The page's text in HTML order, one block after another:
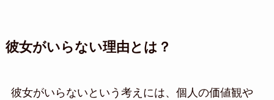
彼女がいらない理由とは？
彼女がいらないという考えには、個人の価値観や